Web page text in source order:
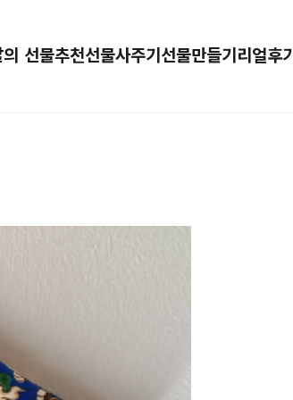
선물추천선물사주기 선물만들기 리얼후기